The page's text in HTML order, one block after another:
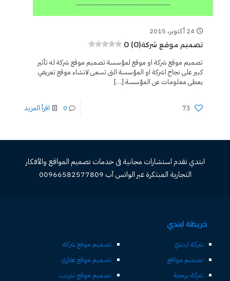
24 أكتوبر، 2015
تصميم موقع شركة0 (0)
تصميم موقع شركة او موقع لمؤسسة تصميم موقع شركة له تأثير
كبير على نجاح اشركة او المؤسسة التى تسعى لانشاء موقع تعريفي
يعطى معلومات عن المؤسسة […]
73
0 اقرأ المزيد
ابتدي تقدم استشارات مجانية فى خدمات تصميم المواقع والأفكار
التجارية المبتكرة عبر الواتس آب 00966582577809
خريطة ابتدي
شركة ابتدي
تصميم مواقع
شركة برمجة
تصميم موقع شركة
تصميم موقع عقاري
تصميم موقع تدريب